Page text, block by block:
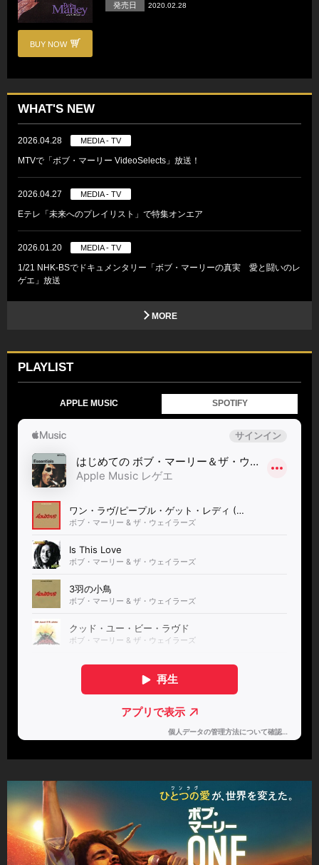
BUY NOW
発売日 2020.02.28
WHAT'S NEW
2026.04.28 MEDIA - TV
MTVで「ボブ・マーリー VideoSelects」放送！
2026.04.27 MEDIA - TV
Eテレ「未来へのプレイリスト」で特集オンエア
2026.01.20 MEDIA - TV
1/21 NHK-BSでドキュメンタリー「ボブ・マーリーの真実 愛と闘いのレ
ゲエ」放送
MORE
PLAYLIST
APPLE MUSIC SPOTIFY